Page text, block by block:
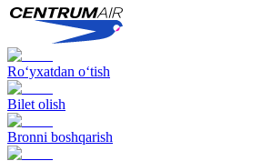
Ro‘yxatdan o‘tish
Bilet olish
Bronni boshqarish